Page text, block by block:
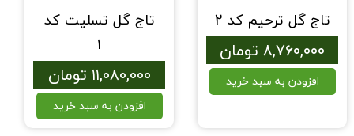
تاج گل ترحیم کد 2
۸,۷۶۰,۰۰۰ تومان
افزودن به سبد خرید
تاج گل تسلیت کد
1
۱۱,۰۸۰,۰۰۰ تومان
افزودن به سبد خرید